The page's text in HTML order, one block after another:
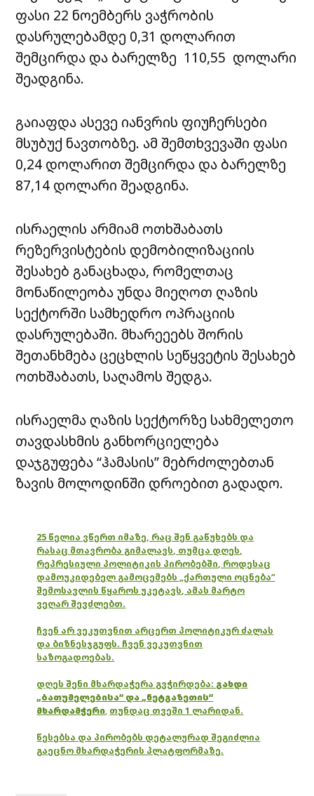
ფასი 22 ნოემბერს ვაჭრობის
დასრულებამდე 0,31 დოლარით
შემცირდა და ბარელზე 110,55 დოლარი
შეადგინა.
გაიაფდა ასევე იანვრის ფიუჩერსები
მსუბუქ ნავთობზე. ამ შემთხვევაში ფასი
0,24 დოლარით შემცირდა და ბარელზე
87,14 დოლარი შეადგინა.
ისრაელის არმიამ ოთხშაბათს
რეზერვისტების დემობილიზაციის
შესახებ განაცხადა, რომელთაც
მონაწილეობა უნდა მიეღოთ ღაზის
სექტორში სამხედრო ოპრაციის
დასრულებაში. მხარეეებს შორის
შეთანხმება ცეცხლის სეწყვეტის შესახებ
ოთხშაბათს, საღამოს შედგა.
ისრაელმა ღაზის სექტორზე სახმელეთო
თავდასხმის განხორციელება
დაჯგუფება “ჰამასის” მებრძოლებთან
ზავის მოლოდინში დროებით გადადო.
25 წელია ვწერთ იმაზე, რაც შენ გაწუხებს და
რასაც მთავრობა გიმალავს, თუმცა დღეს,
რეპრესიული პოლიტიკის პირობებში, როდესაც
დამოუკიდებელ გამოცემებს „ქართული ოცნება“
შემოსავლის წყაროს უკეტავს, ამას მარტო
ვეღარ შევძლებთ.
ჩვენ არ ვეკუთვნით არცერთ პოლიტიკურ ძალას
და ბიზნესჯგუფს. ჩვენ ვეკუთვნით
საზოგადოებას.
დღეს შენი მხარდაჭერა გვჭირდება: გახდი
„ბათუმელებისა“ და „ნეტგაზეთის“
მხარდამჭერი, თუნდაც თვეში 1 ლარიდან.
წესებსა და პირობებს დეტალურად შეგიძლია
გაეცნო მხარდაჭერის პლატფორმაზე.